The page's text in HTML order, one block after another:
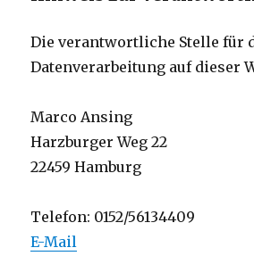
Die verantwortliche Stelle für
Datenverarbeitung auf dieser
Marco Ansing
Harzburger Weg 22
22459 Hamburg
Telefon: 0152/56134409
E-Mail